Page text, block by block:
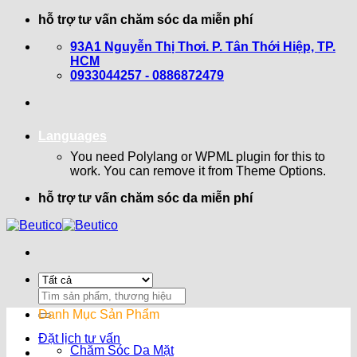
hỗ trợ tư vấn chăm sóc da miễn phí
93A1 Nguyễn Thị Thơi. P. Tân Thới Hiệp, TP.
HCM
0933044257 - 0886872479
Languages
You need Polylang or WPML plugin for this to
work. You can remove it from Theme Options.
hỗ trợ tư vấn chăm sóc da miễn phí
Search
for:
Đặt lịch tư vấn
Danh Mục Sản Phẩm
Chăm Sóc Da Mặt